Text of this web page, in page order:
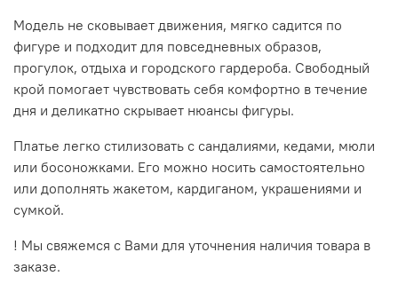
Модель не сковывает движения, мягко садится по
фигуре и подходит для повседневных образов,
прогулок, отдыха и городского гардероба. Свободный
крой помогает чувствовать себя комфортно в течение
дня и деликатно скрывает нюансы фигуры.
Платье легко стилизовать с сандалиями, кедами, мюли
или босоножками. Его можно носить самостоятельно
или дополнять жакетом, кардиганом, украшениями и
сумкой.
! Мы свяжемся с Вами для уточнения наличия товара в
заказе.